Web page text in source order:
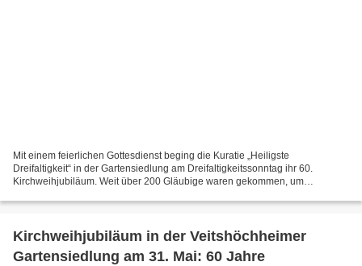
Mit einem feierlichen Gottesdienst beging die Kuratie „Heiligste
Dreifaltigkeit“ in der Gartensiedlung am Dreifaltigkeitssonntag ihr 60.
Kirchweihjubiläum. Weit über 200 Gläubige waren gekommen, um
Kirchweihjubiläum in der Veitshöchheimer
Gartensiedlung am 31. Mai: 60 Jahre